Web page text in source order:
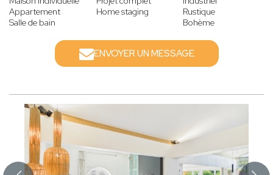
Appartement
Salle de bain
Rustique
Bohème
Home staging
ENVOYER UN MESSAGE